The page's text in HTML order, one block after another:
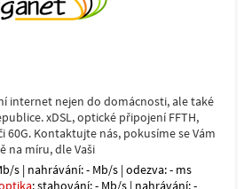
internet nejen do domácnosti, ale také
xDSL, optické připojení FFTH,
60G. Kontaktujte nás, pokusíme se Vám
na míru, dle Vaši
s | nahrávání: - Mb/s | odezva: - ms
: stahování: - Mb/s | nahrávání: -